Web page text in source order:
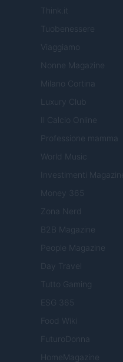
Think.it
Tuobenessere
Viaggiamo
Nonne Magazine
Milano Cortina
Luxury Club
Il Calcio Online
Professione mamma
World Music
Investimenti Magazine
Money 365
Zona Nerd
B2B Magazine
People Magazine
Day Travel
Tutto Gaming
ESG 365
Food Wiki
FuturoDonna
HomeMagazine